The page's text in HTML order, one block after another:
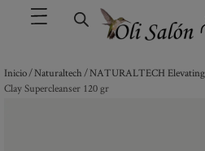
Inicio/Naturaltech/NATURALTECH Elevating
Clay Supercleanser 120 gr